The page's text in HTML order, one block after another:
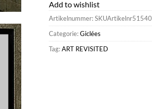
Add to wishlist
Artikelnummer:SKUArtikelnr51540
Categorie:Giclées
Tag:ART REVISITED